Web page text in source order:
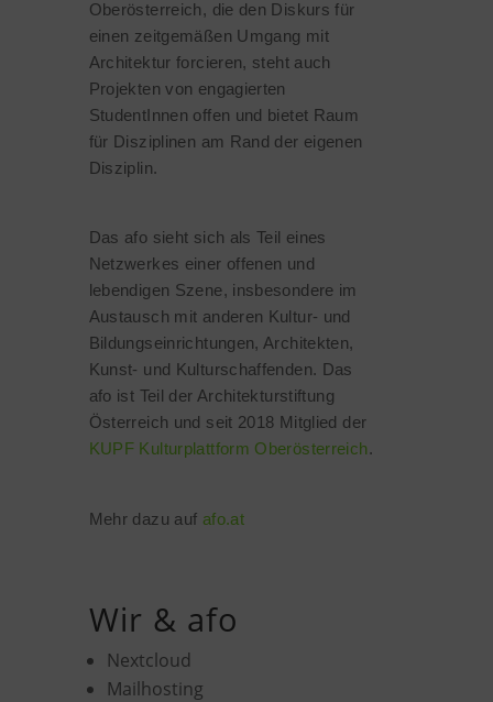
Oberösterreich, die den Diskurs für
einen zeitgemäßen Umgang mit
Architektur forcieren, steht auch
Projekten von engagierten
StudentInnen offen und bietet Raum
für Disziplinen am Rand der eigenen
Disziplin.
Das afo sieht sich als Teil eines
Netzwerkes einer offenen und
lebendigen Szene, insbesondere im
Austausch mit anderen Kultur- und
Bildungseinrichtungen, Architekten,
Kunst- und Kulturschaffenden. Das
afo ist Teil der Architekturstiftung
Österreich und seit 2018 Mitglied der
KUPF Kulturplattform Oberösterreich.
Mehr dazu auf afo.at
Wir & afo
Nextcloud
Mailhosting